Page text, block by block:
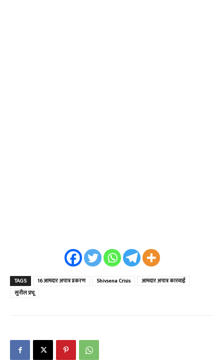
TAGS 16 आमदार अपात्र प्रकरण Shivsena Crisis
आमदार अपात्र कारवाई
सुनील प्रभू